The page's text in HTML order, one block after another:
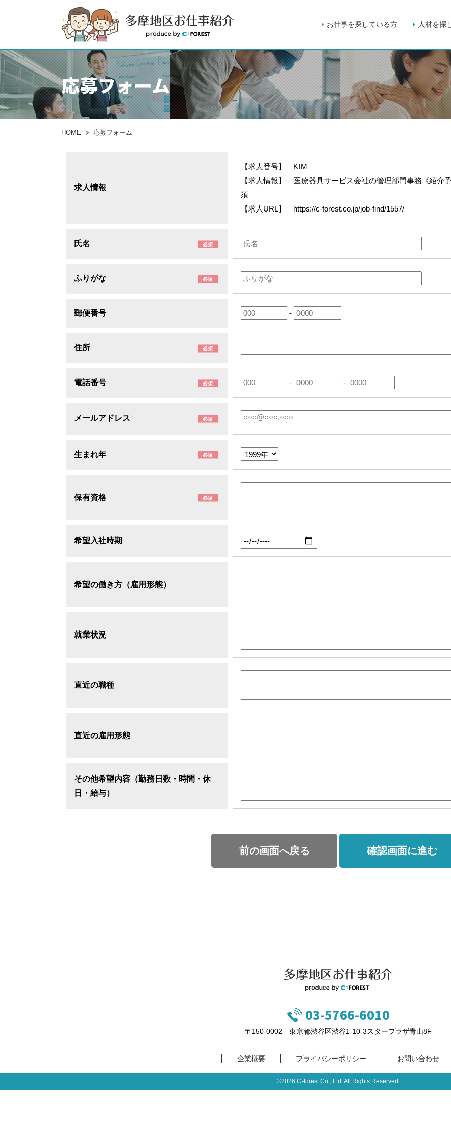
お仕事を探している方 人材を探
応募フォーム
HOME 応募フォーム
求人情報
【求人番号】
KIM
【求人情報】
医療器具サービス会社の管理部門事務《紹介
須
【求人URL】
https://c-forest.co.jp/job-find/1557/
必須
氏名
必須
ふりがな
郵便番号 -
必須
住所
必須
電話番号 - -
必須
メールアドレス
必須
生まれ年
必須
保有資格
希望入社時期
希望の働き方（雇用形態）
就業状況
直近の職種
直近の雇用形態
その他希望内容（勤務日数・時間・休
日・給与）
前の画面へ戻る
03-5766-6010
〒150-0002 東京都渋谷区渋谷1-10-3スタープラザ青山8F
企業概要 プライバシーポリシー お問い合わせ
©2026 C-forest Co., Ltd. All Rights Reserved.